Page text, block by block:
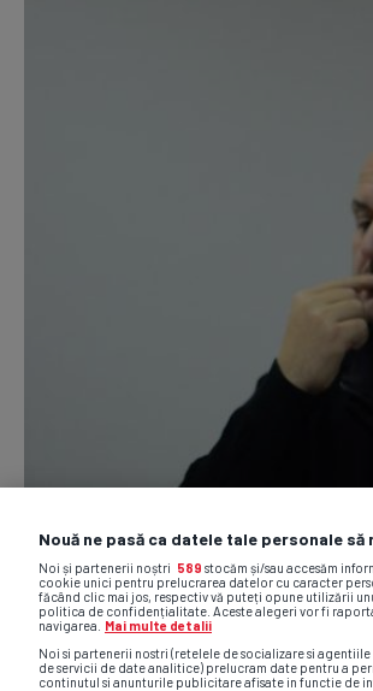
Nouă ne pasă ca datele tale personale
Noi și partenerii noștri 589 stocăm și/sau accesăm
cookie unici pentru prelucrarea datelor cu caracter
făcând clic mai jos, respectiv vă puteți opune utilizării
politica de confidențialitate. Aceste alegeri vor fi
navigarea.
Mai multe detalii
Noi si partenerii nostri (retelele de socializare si
de servicii de date analitice) prelucram date pentru a
continutul si anunturile publicitare afisate in functie de